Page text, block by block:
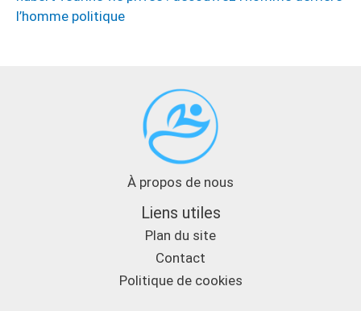
l’homme politique
À propos de nous
Liens utiles
Plan du site
Contact
Politique de cookies